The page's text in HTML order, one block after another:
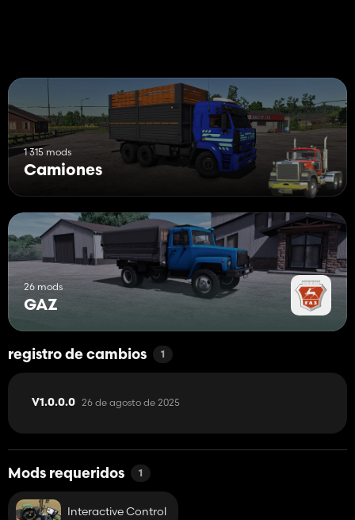
1 315 mods
Camiones
26 mods
GAZ
registro de cambios 1
V1.0.0.0 26 de agosto de 2025
Mods requeridos 1
Interactive Control